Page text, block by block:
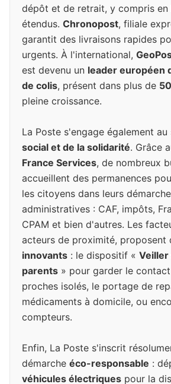
dépôt et de retrait, y compris en
étendus. Chronopost, filiale
garantit des livraisons rapides
urgents. À l'international,
est devenu un leader européen
de colis, présent dans plus de
pleine croissance.
La Poste s'engage également au
social et de la solidarité. Grâce
France Services, de nombreux
accueillent des permanences
les citoyens dans leurs
administratives : CAF, impôts,
CPAM et bien d'autres. Les
acteurs de proximité, proposent
innovants : le dispositif « Veiller
parents » pour garder le
proches isolés, le portage de
médicaments à domicile, ou
compteurs.
Enfin, La Poste s'inscrit
démarche éco-responsable :
véhicules électriques pour la